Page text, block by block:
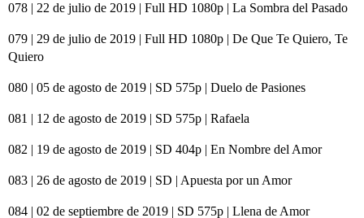
078 | 22 de julio de 2019 | Full HD 1080p | La Sombra del Pasado
079 | 29 de julio de 2019 | Full HD 1080p | De Que Te Quiero, Te
Quiero
080 | 05 de agosto de 2019 | SD 575p | Duelo de Pasiones
081 | 12 de agosto de 2019 | SD 575p | Rafaela
082 | 19 de agosto de 2019 | SD 404p | En Nombre del Amor
083 | 26 de agosto de 2019 | SD | Apuesta por un Amor
084 | 02 de septiembre de 2019 | SD 575p | Llena de Amor